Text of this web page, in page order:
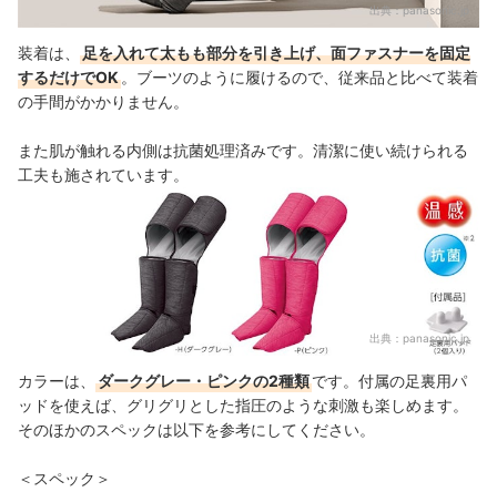
出典：panasonic.jp
装着は、
足を入れて太もも部分を引き上げ、面ファスナーを固定
するだけでOK 。ブーツのように履けるので、従来品と比べて装着
の手間がかかりません。
また肌が触れる内側は抗菌処理済みです。清潔に使い続けられる
工夫も施されています。
出典： panasonic.jp
カラーは、 ダークグレー・ピンクの2種類です。付属の足裏用パ
ッドを使えば、グリグリとした指圧のような刺激も楽しめます。
そのほかのスペックは以下を参考にしてください。
＜スペック＞